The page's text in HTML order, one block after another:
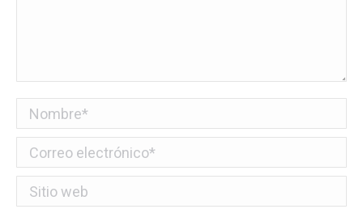
Nombre *
Correo electrónico *
Sitio web